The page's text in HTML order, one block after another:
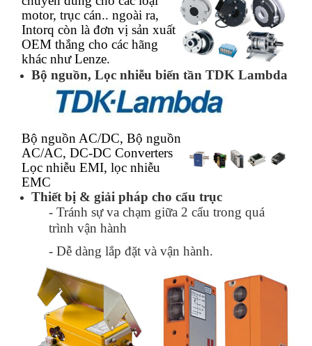
motor, trục cán.. ngoài ra,
Intorq còn là đơn vị sản xuất
OEM thắng cho các hãng
khác như Lenze.
Bộ nguồn, Lọc nhiễu biến tần TDK Lambda
Bộ nguồn AC/DC, Bộ nguồn
AC/AC, DC-DC Converters
Lọc nhiễu EMI, lọc nhiễu
EMC
Thiết bị & giải pháp cho cẩu trục
- Tránh sự va chạm giữa 2 cẩu trong quá
trình vận hành
- Dễ dàng lắp đặt và vận hành.